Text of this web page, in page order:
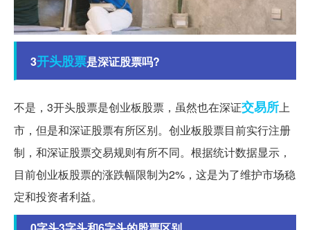
3开头股票是深证股票吗?
不是，3开头股票是创业板股票，虽然也在深证交易所上
市，但是和深证股票有所区别。创业板股票目前实行注册
制，和深证股票交易规则有所不同。根据统计数据显示，
目前创业板股票的涨跌幅限制为2%，这是为了维护市场稳
定和投资者利益。